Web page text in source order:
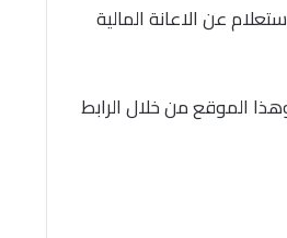
عن الاعانة المالية
الموقع من خلال الرابط